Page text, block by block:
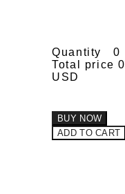
Quantity
0
Total price 0
USD
BUY NOW
ADD TO CART